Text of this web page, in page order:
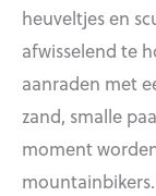
heuveltjes en
afwisselend te
aanraden met
zand, smalle
moment
mountainbikers.